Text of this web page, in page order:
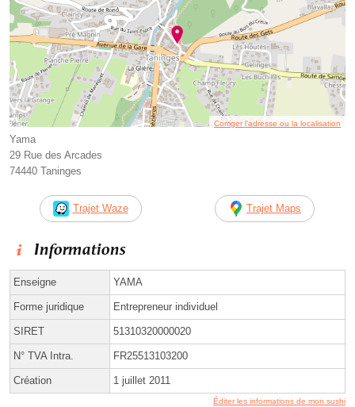
Corriger l’adresse ou la localisation
Yama
29 Rue des Arcades
74440 Taninges
Trajet Waze Trajet Maps
Informations
Enseigne YAMA
Forme juridique Entrepreneur individuel
SIRET 51310320000020
N° TVA Intra. FR25513103200
Création 1 juillet 2011
Éditer les informations de mon sushi